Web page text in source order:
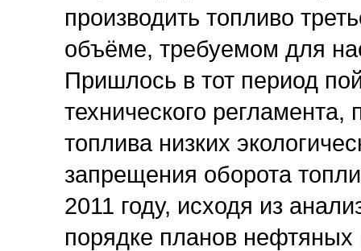
производить топливо
объёме, требуемом для
Пришлось в тот период
технического
топлива низких
запрещения оборота
2011 году, исходя из
порядке планов